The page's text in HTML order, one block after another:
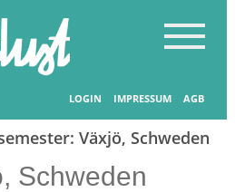
LOGIN IMPRESSUM AGB
Växjö, Schweden
Schweden